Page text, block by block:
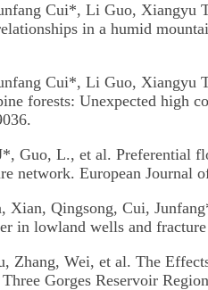
Cui*, Li Guo, Xiangyu
in a humid
Cui*, Li Guo,
forests: Unexpected high
Guo, L., et al. Preferential
network. European Journal
Xian, Qingsong, Cui,
in lowland wells and
Zhang, Wei, et al. The
Gorges Reservoir